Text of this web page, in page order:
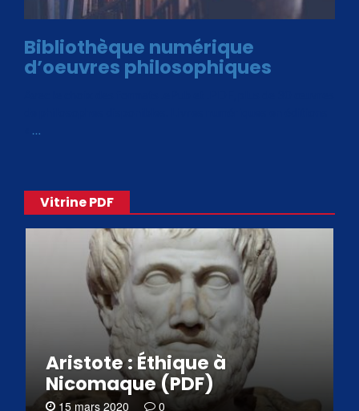
Bibliothèque numérique
d’oeuvres philosophiques
…
Vitrine PDF
Aristote : Éthique à
Nicomaque (PDF)
15 mars 2020 0